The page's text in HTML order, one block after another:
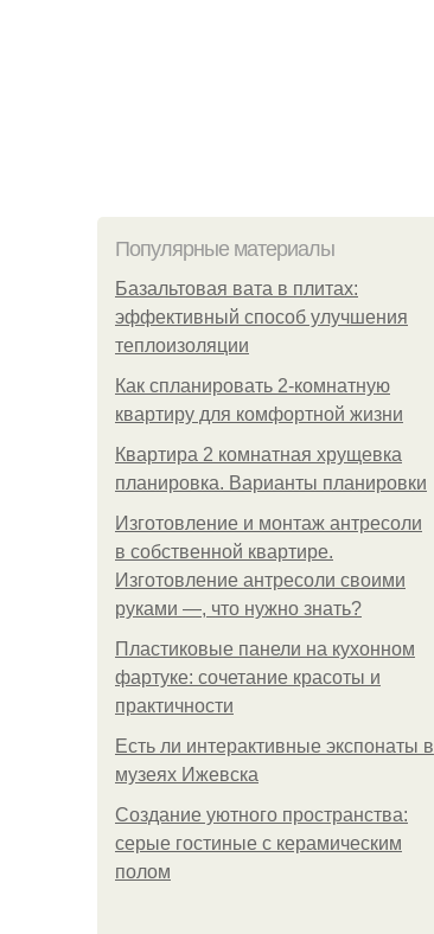
Популярные материалы
Базальтовая вата в плитах:
эффективный способ улучшения
теплоизоляции
Как спланировать 2-комнатную
квартиру для комфортной жизни
Квартира 2 комнатная хрущевка
планировка. Варианты планировки
Изготовление и монтаж антресоли
в собственной квартире.
Изготовление антресоли своими
руками —, что нужно знать?
Пластиковые панели на кухонном
фартуке: сочетание красоты и
практичности
Есть ли интерактивные экспонаты в
музеях Ижевска
Создание уютного пространства:
серые гостиные с керамическим
полом